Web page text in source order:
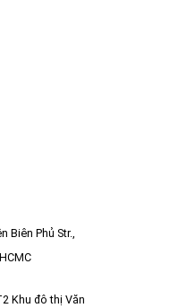
Biên Phủ Str.,
Khu đô thị Văn